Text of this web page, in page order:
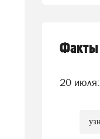
Факты
20